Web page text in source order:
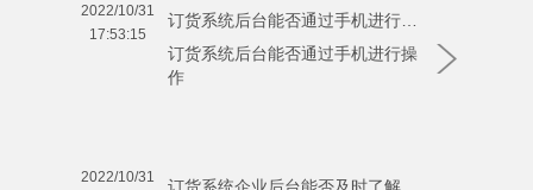
2022/10/31
17:53:15
订货系统后台能否通过手机进行操
作
2022/10/31